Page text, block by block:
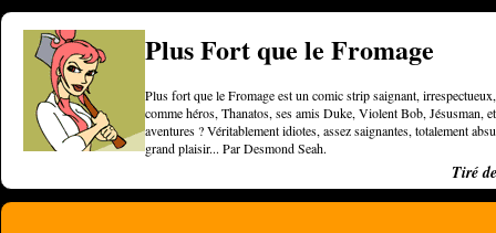
Plus Fort que le Fromage
Plus fort que le Fromage est un comic strip saignant,
comme héros, Thanatos, ses amis Duke, Violent Bob, Jésusman,
aventures ? Véritablement idiotes, assez saignantes, totalement
grand plaisir... Par Desmond Seah.
Tiré